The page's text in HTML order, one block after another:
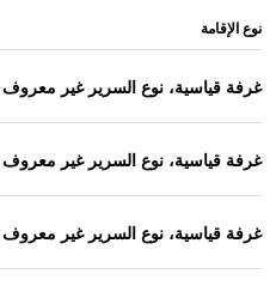
نوع الإقامة
غرفة قياسية، نوع السرير غير معروف
غرفة قياسية، نوع السرير غير معروف
غرفة قياسية، نوع السرير غير معروف